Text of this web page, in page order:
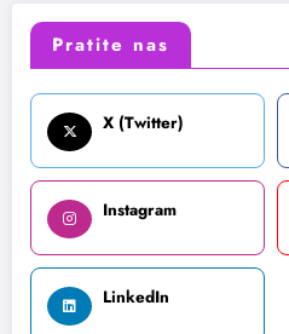
Pratite nas
X (Twitter)
Instagram
LinkedIn